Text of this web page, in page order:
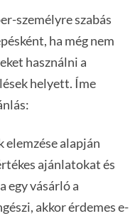
személyre szabás
ha még nem
használni a
helyett. Íme
elemzése alapján
ajánlatokat és
egy vásárló a
akkor érdemes e-